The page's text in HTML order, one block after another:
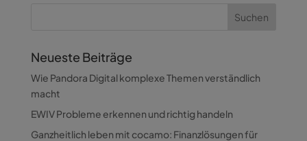
Neueste Beiträge
Wie Pandora Digital komplexe Themen verständlich
macht
EWIV Probleme erkennen und richtig handeln
Ganzheitlich leben mit cocamo: Finanzlösungen für